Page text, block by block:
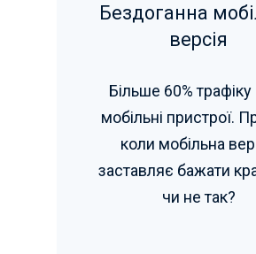
Бездоганна
версія
Більше 60%
мобільні пристрої.
коли мобільна
заставляє бажати
чи не так?